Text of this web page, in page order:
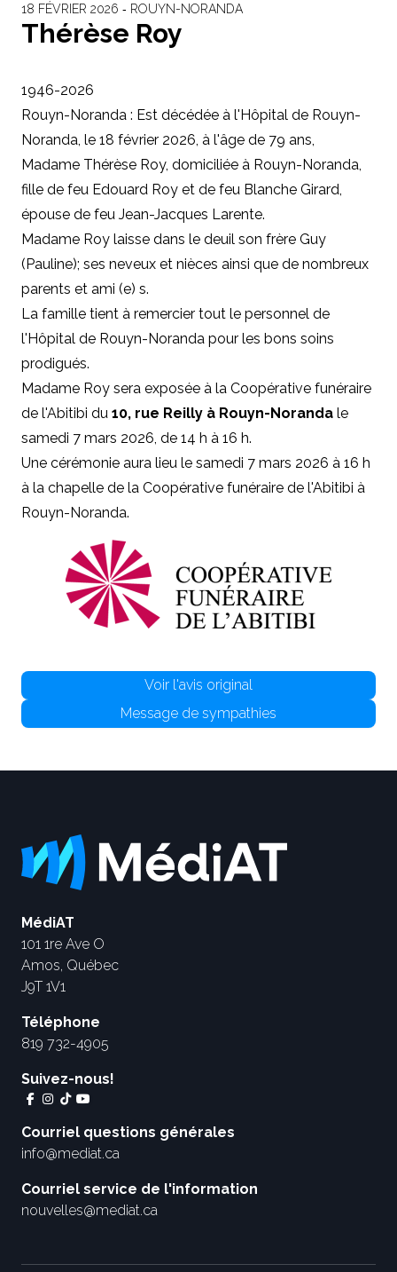
18 FÉVRIER 2026 ‐ ROUYN-NORANDA
Thérèse Roy
1946-2026
Rouyn-Noranda : Est décédée à l'Hôpital de Rouyn-
Noranda, le 18 février 2026, à l'âge de 79 ans,
Madame Thérèse Roy, domiciliée à Rouyn-Noranda,
fille de feu Edouard Roy et de feu Blanche Girard,
épouse de feu Jean-Jacques Larente.
Madame Roy laisse dans le deuil son frère Guy
(Pauline); ses neveux et nièces ainsi que de nombreux
parents et ami (e) s.
La famille tient à remercier tout le personnel de
l'Hôpital de Rouyn-Noranda pour les bons soins
prodigués.
Madame Roy sera exposée à la Coopérative funéraire
de l'Abitibi du 10, rue Reilly à Rouyn-Noranda le
samedi 7 mars 2026, de 14 h à 16 h.
Une cérémonie aura lieu le samedi 7 mars 2026 à 16 h
à la chapelle de la Coopérative funéraire de l'Abitibi à
Rouyn-Noranda.
Voir l'avis original
Message de sympathies
MédiAT
101 1re Ave O
Amos, Québec
J9T 1V1
Téléphone
819 732-4905
Suivez-nous!
Courriel questions générales
info@mediat.ca
Courriel service de l'information
nouvelles@mediat.ca